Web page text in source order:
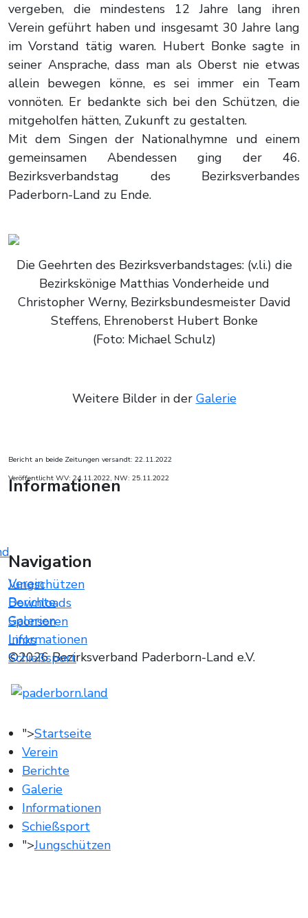
vergeben, die mindestens 12 Jahre lang ihren
Verein geführt haben und insgesamt 30 Jahre lang
im Vorstand tätig waren. Hubert Bonke sagte in
seiner Ansprache, dass man als Oberst nie etwas
allein bewegen könne, es sei immer ein Team
vonnöten. Er bedankte sich bei den Schützen, die
mitgeholfen hätten, Zukunft zu gestalten.
Mit dem Singen der Nationalhymne und einem
gemeinsamen Abendessen ging der 46.
Bezirksverbandstag des Bezirksverbandes
Paderborn-Land zu Ende.
Die Geehrten des Bezirksverbandstages: (v.li.) die
Bezirkskönige Matthias Vonderheide und
Christopher Werny, Bezirksbundesmeister David
Steffens, Ehrenoberst Hubert Bonke
(Foto: Michael Schulz)
Weitere Bilder in der Galerie
Bericht an beide Zeitungen versandt: 22.11.2022
Veröffentlicht WV: 24.11.2022, NW: 25.11.2022
Informationen
Navigation
Verein
Berichte
Galerien
Informationen
Schießsport
Jungschützen
Downloads
Sponsoren
Links
©2026 Bezirksverband Paderborn-Land e.V.
">Startseite
Verein
Berichte
Galerie
Informationen
Schießsport
">Jungschützen